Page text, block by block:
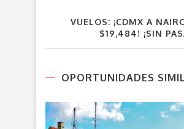
VUELOS: ¡CDMX A
$19,484! ¡SIN
OPORTUNIDADES